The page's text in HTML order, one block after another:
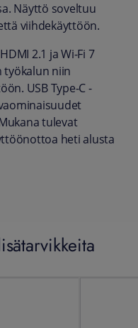
Näyttö soveltuu
viihdekäyttöön.
2.1 ja Wi‑Fi 7
työkalun niin
USB Type‑C -
tulevat
heti alusta